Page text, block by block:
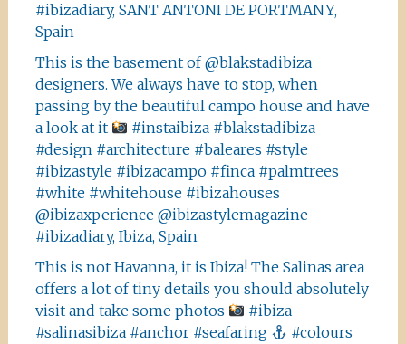
#ibizadiary, SANT ANTONI DE PORTMANY,
Spain
This is the basement of @blakstadibiza
designers. We always have to stop, when
passing by the beautiful campo house and have
a look at it
#instaibiza #blakstadibiza
#design #architecture #baleares #style
#ibizastyle #ibizacampo #finca #palmtrees
#white #whitehouse #ibizahouses
@ibizaxperience @ibizastylemagazine
#ibizadiary, Ibiza, Spain
This is not Havanna, it is Ibiza! The Salinas area
offers a lot of tiny details you should absolutely
visit and take some photos
#ibiza
#salinasibiza #anchor #seafaring
#colours